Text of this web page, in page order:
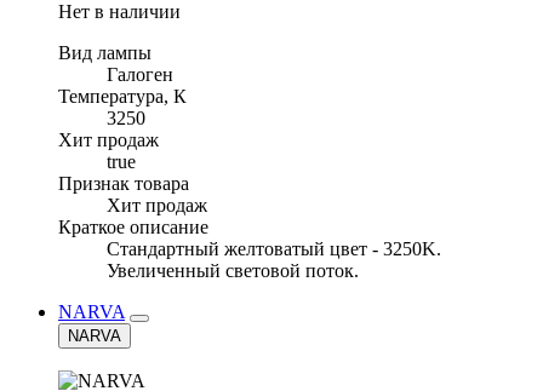
Нет в наличии
Вид лампы
Галоген
Температура, К
3250
Хит продаж
true
Признак товара
Хит продаж
Краткое описание
Стандартный желтоватый цвет - 3250K.
Увеличенный световой поток.
NARVA
NARVA